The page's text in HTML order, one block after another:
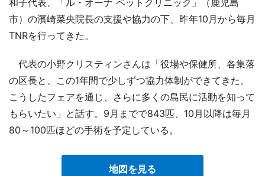
市）の濱崎菜央院長の支援や協力の下、昨年10月から毎月
TNRを行ってきた。
代表の小野クリスティンさんは「役場や保健所、各集落
の区長と、この1年間で少しずつ協力体制ができてきた。
こうしたフェアを通じ、さらに多くの島民に活動を知って
もらいたい」と話す。9月までで843匹、10月以降は毎月
80～100匹ほどの手術を予定している。
地図を見る